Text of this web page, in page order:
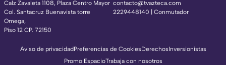
Calz Zavaleta 1108, Plaza Centro Mayor
Col. Santacruz Buenavista torre
Omega,
Piso 12 CP. 72150
contacto@tvazteca.com
2229448140 | Conmutador
Aviso de privacidadPreferencias de CookiesDerechosInversionistas
Promo EspacioTrabaja con nosotros